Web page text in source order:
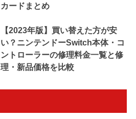
カードまとめ
【2023年版】買い替えた方が安
い？ニンテンドーSwitch本体・コ
ントローラーの修理料金一覧と修
理・新品価格を比較